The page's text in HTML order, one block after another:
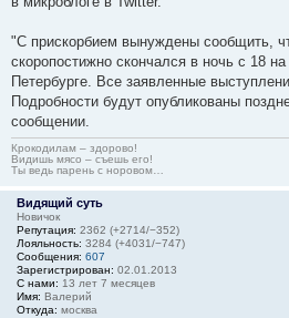
"С прискорбием вынуждены сообщить,
скоропостижно скончался в ночь с 18
Петербурге. Все заявленные
Подробности будут опубликованы
сообщении.
Крокодилам – здорово!
Видишь мясо – съешь его!
Ты ведь парень с норовом…
Видящий суть
Новичок
Репутация: 2362 (+2714/−352)
Лояльность: 3284 (+4031/−747)
Сообщения: 607
Зарегистрирован: 02.01.2013
С нами: 13 лет 7 месяцев
Имя: Валерий
Откуда: москва